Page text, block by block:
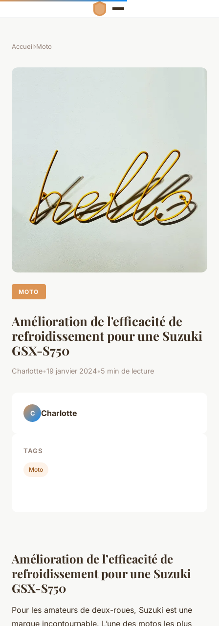
Accueil›Moto
MOTO
Amélioration de l'efficacité de
refroidissement pour une Suzuki
GSX-S750
Charlotte•19 janvier 2024•5 min de lecture
Amélioration de l’efficacité de
refroidissement pour une Suzuki
GSX-S750
Pour les amateurs de deux-roues, Suzuki est une
marque incontournable. L’une des motos les plus
C Charlotte
TAGS
Moto